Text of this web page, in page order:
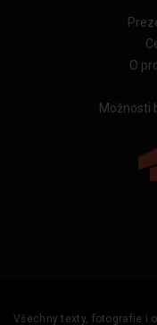
O
Možnosti
Všechny texty, fotografie i